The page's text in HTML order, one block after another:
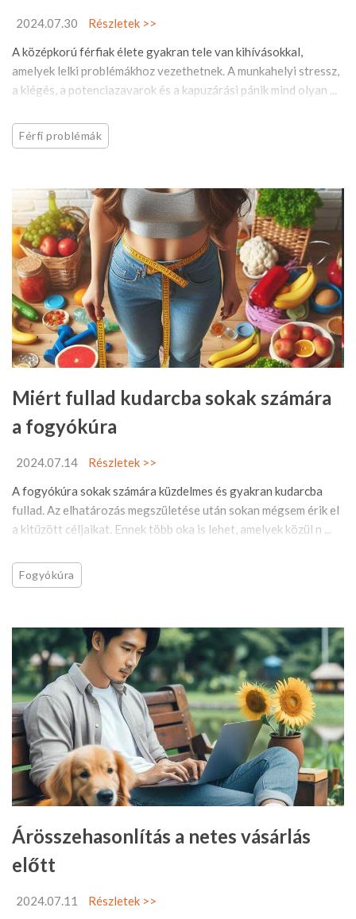
2024.07.30
Részletek >>
A középkorú férfiak élete gyakran tele van kihívásokkal,
amelyek lelki problémákhoz vezethetnek. A munkahelyi stressz,
a kiégés, a potenciazavarok és a kapuzárási pánik mind olyan ...
Férfi problémák
Miért fullad kudarcba sokak számára
a fogyókúra
2024.07.14
Részletek >>
A fogyókúra sokak számára küzdelmes és gyakran kudarcba
fullad. Az elhatározás megszületése után sokan mégsem érik el
a kitűzött céljaikat. Ennek több oka is lehet, amelyek közül n ...
Fogyókúra
Árösszehasonlítás a netes vásárlás
előtt
2024.07.11
Részletek >>